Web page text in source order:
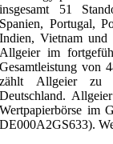
insgesamt 51
Spanien, Portugal,
Indien, Vietnam und
Allgeier im
Gesamtleistung von
zählt Allgeier zu
Deutschland.
Wertpapierbörse im
DE000A2GS633).